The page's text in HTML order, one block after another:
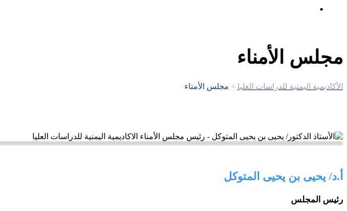
مجلس الأمناء
الأكاديمية اليمنية للدراسات العليا > مجلس الأمناء
أ.د/ يحيى بن يحيى المتوكل
رئيس المجلس